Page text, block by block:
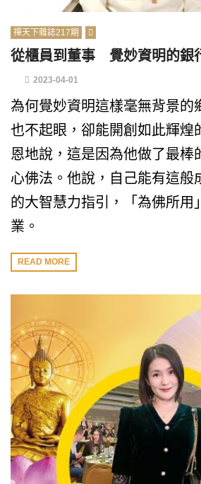
禪天下雜誌217期
從櫃員到董事 覺妙資明的銀
2023-04-01
為何覺妙資明這樣毫無背景的
也不起眼，卻能開創如此輝煌
恩地說，這是因為他做了最
心佛法。他說，自己能有這般
的大智慧力指引，「為佛所用
業。
READ MORE